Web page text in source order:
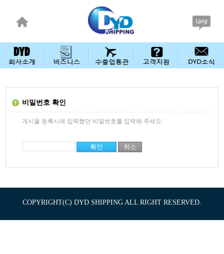
비밀번호 확인
게시물 등록시에 입력했던 비밀번호를 입력해 주세요.
COPYRIGHT(C) DYD SHIPPING ALL RIGHT RESERVED.